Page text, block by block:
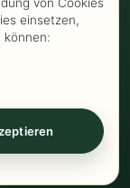
einsetzen,
können:
Teeshop.de